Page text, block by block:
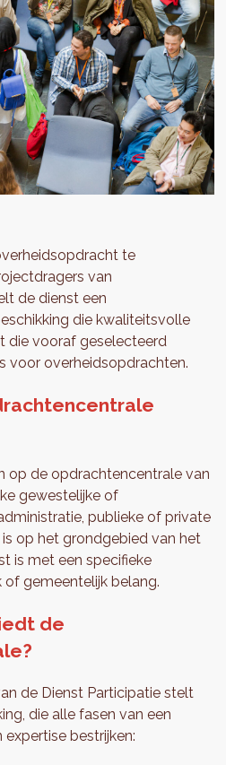
te
van
de dienst een
die kwaliteitsvolle
die vooraf geselecteerd
voor overheidsopdrachten.
op de opdrachtencentrale van
gewestelijke of
publieke of private
op het grondgebied van het
is met een specifieke
gemeentelijk belang.
de
de Dienst Participatie stelt
die alle fasen van een
bestrijken: